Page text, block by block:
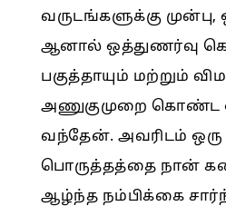
வருடங்களுக்கு
ஆனால் ஒத்துணர்வு
பகுத்தாயும் மற்றும்
அணுகுமுறை கொண்ட
வந்தேன். அவரிடம்
பொருத்தத்தை நான்
ஆழ்ந்த நம்பிக்கை